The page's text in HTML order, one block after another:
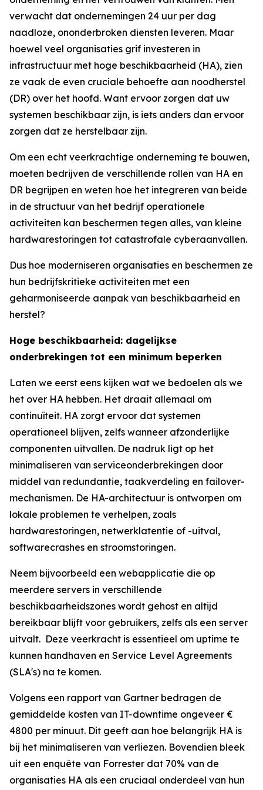
verwacht dat ondernemingen 24 uur per dag
naadloze, ononderbroken diensten leveren. Maar
hoewel veel organisaties grif investeren in
infrastructuur met hoge beschikbaarheid (HA), zien
ze vaak de even cruciale behoefte aan noodherstel
(DR) over het hoofd. Want ervoor zorgen dat uw
systemen beschikbaar zijn, is iets anders dan ervoor
zorgen dat ze herstelbaar zijn.
Om een echt veerkrachtige onderneming te bouwen,
moeten bedrijven de verschillende rollen van HA en
DR begrijpen en weten hoe het integreren van beide
in de structuur van het bedrijf operationele
activiteiten kan beschermen tegen alles, van kleine
hardwarestoringen tot catastrofale cyberaanvallen.
Dus hoe moderniseren organisaties en beschermen ze
hun bedrijfskritieke activiteiten met een
geharmoniseerde aanpak van beschikbaarheid en
herstel?
Hoge beschikbaarheid: dagelijkse
onderbrekingen tot een minimum beperken
Laten we eerst eens kijken wat we bedoelen als we
het over HA hebben. Het draait allemaal om
continuïteit. HA zorgt ervoor dat systemen
operationeel blijven, zelfs wanneer afzonderlijke
componenten uitvallen. De nadruk ligt op het
minimaliseren van serviceonderbrekingen door
middel van redundantie, taakverdeling en failover-
mechanismen. De HA-architectuur is ontworpen om
lokale problemen te verhelpen, zoals
hardwarestoringen, netwerklatentie of -uitval,
softwarecrashes en stroomstoringen.
Neem bijvoorbeeld een webapplicatie die op
meerdere servers in verschillende
beschikbaarheidszones wordt gehost en altijd
bereikbaar blijft voor gebruikers, zelfs als een server
uitvalt. Deze veerkracht is essentieel om uptime te
kunnen handhaven en Service Level Agreements
(SLA's) na te komen.
Volgens een rapport van Gartner bedragen de
gemiddelde kosten van IT-downtime ongeveer €
4800 per minuut. Dit geeft aan hoe belangrijk HA is
bij het minimaliseren van verliezen. Bovendien bleek
uit een enquête van Forrester dat 70% van de
organisaties HA als een cruciaal onderdeel van hun